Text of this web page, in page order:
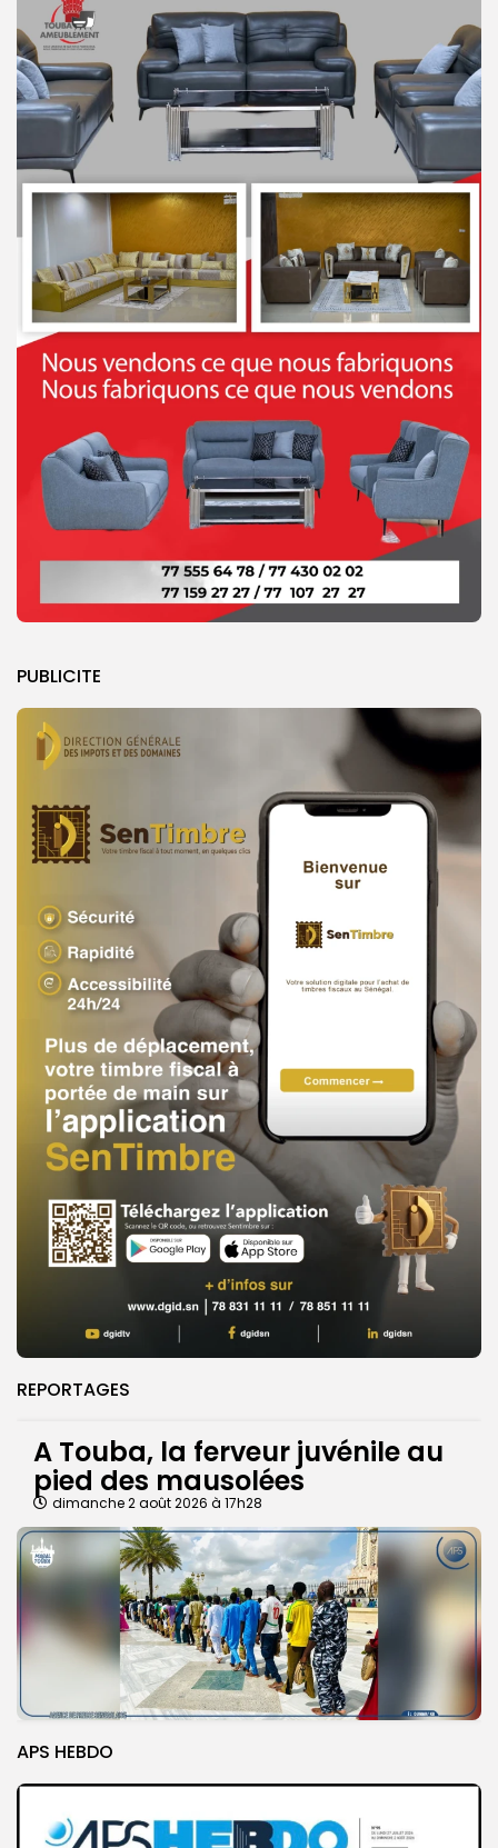
PUBLICITE
REPORTAGES
A Touba, la ferveur juvénile au
pied des mausolées
dimanche 2 août 2026 à 17h28
APS HEBDO